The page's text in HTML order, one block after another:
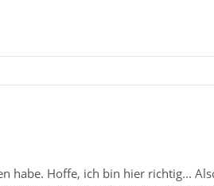
habe. Hoffe, ich bin hier richtig...